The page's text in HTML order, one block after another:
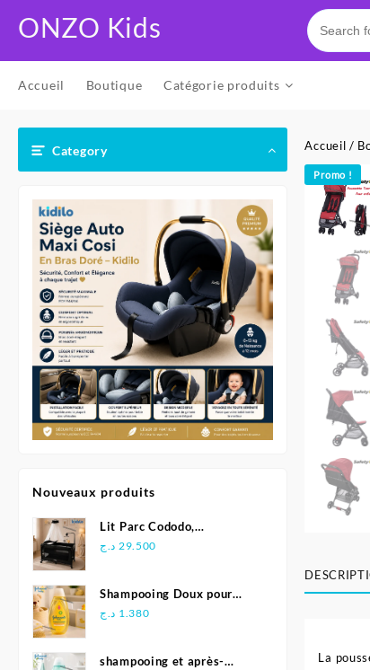
ONZO Kids
Accueil Boutique Catégorie produits
Category
Nouveaux produits
Lit Parc Cododo,
Multifonction - Kidilo
29.500 د.ج
Shampooing Doux pour
Bébé 500 ml - Johnson's
1.380 د.ج
shampooing et après-
Accueil /
Promo !
La